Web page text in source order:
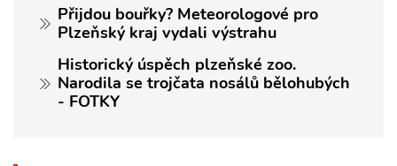
Přijdou bouřky? Meteorologové pro
Plzeňský kraj vydali výstrahu
Historický úspěch plzeňské zoo.
Narodila se trojčata nosálů bělohubých
- FOTKY